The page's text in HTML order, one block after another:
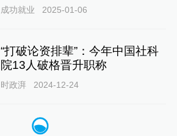
成功就业 2025-01-06
“打破论资排辈”：今年中国社科
院13人破格晋升职称
时政湃 2024-12-24